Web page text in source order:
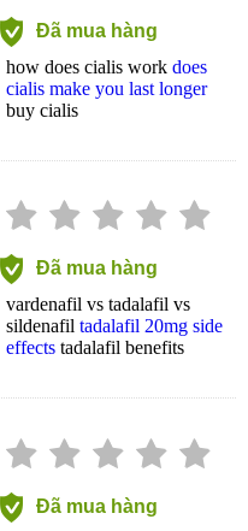
Đã mua hàng
how does cialis work does
cialis make you last longer
buy cialis
Đã mua hàng
vardenafil vs tadalafil vs
sildenafil tadalafil 20mg side
effects tadalafil benefits
Đã mua hàng